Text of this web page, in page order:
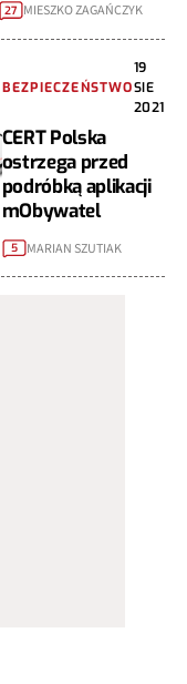
27 MIESZKO ZAGAŃCZYK
BEZPIECZEŃSTWO
19
SIE
2021
CERT Polska
ostrzega przed
podróbką aplikacji
mObywatel
5 MARIAN SZUTIAK